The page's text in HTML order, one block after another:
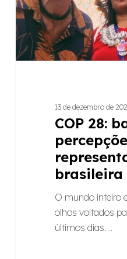
brasileira
13 de dezembro de
COP 28:
brasileira
O mundo inteiro
olhos voltados
últimos dias.…